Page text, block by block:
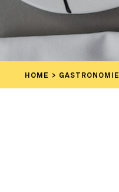
HOME GASTRONOMIE